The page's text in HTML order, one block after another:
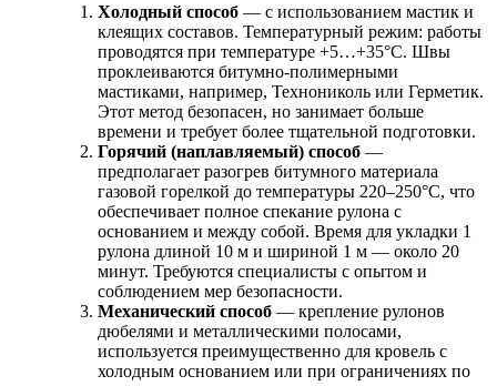
Холодный способ — с использованием мастик и
клеящих составов. Температурный режим: работы
проводятся при температуре +5…+35°C. Швы
проклеиваются битумно-полимерными
мастиками, например, Технониколь или Герметик.
Этот метод безопасен, но занимает больше
времени и требует более тщательной подготовки.
Горячий (наплавляемый) способ —
предполагает разогрев битумного материала
газовой горелкой до температуры 220–250°C, что
обеспечивает полное спекание рулона с
основанием и между собой. Время для укладки 1
рулона длиной 10 м и шириной 1 м — около 20
минут. Требуются специалисты с опытом и
соблюдением мер безопасности.
Механический способ — крепление рулонов
дюбелями и металлическими полосами,
используется преимущественно для кровель с
холодным основанием или при ограничениях по